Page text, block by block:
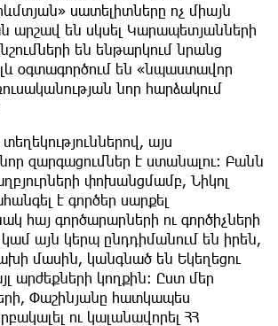
սատելիտները ոչ միայն
արշավ են սկսել Կարապետյանների
են ենթարկում նրանց
օգտագործում են «նպաստավոր
նոր հարձակում
այս
զարգացումներ է ստանալու: Բանն
փոխանցմամբ, Նիկոլ
է գործեր սարքել
հայ գործարարների ու գործիչների
այն կերպ ընդդիմանում են իրեն,
մասին, կանգնած են Եկեղեցու
արժեքների կողքին: Ըստ մեր
Փաշինյանը հատկապես
ու կալանավորել ՀՀ